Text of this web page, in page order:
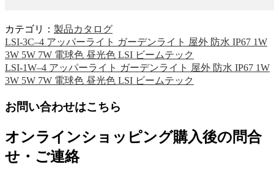
カテゴリ： 製品カタログ
LSI-3C–4 アッパーライト ガーデンライト 屋外 防水 IP67 1W
3W 5W 7W 電球色 昼光色 LSI ビームテック
LSI-1W–4 アッパーライト ガーデンライト 屋外 防水 IP67 1W
3W 5W 7W 電球色 昼光色 LSI ビームテック
お問い合わせはこちら
オンラインショッピング購入後の問合
せ・ご連絡